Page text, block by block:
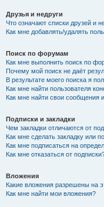
Друзья и недруги
Что означают списки друзей и
Как мне добавлять/удалять
Поиск по форумам
Как мне выполнить поиск по
Почему мой поиск не даёт
В результате моего поиска я
Как мне найти пользователя
Как мне найти свои сообщения
Подписки и закладки
Чем закладки отличаются от
Как мне сделать закладку или
Как мне подписаться на
Как мне отказаться от
Вложения
Какие вложения разрешены на
Как мне найти мои вложения?